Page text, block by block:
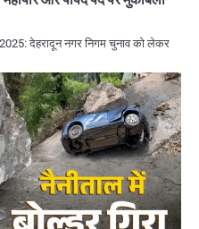
देहरादून नगर निगम चुनाव को लेकर